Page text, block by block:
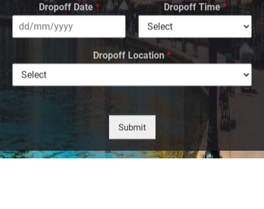
Dropoff Date * Dropoff Time*
Dropoff Location *
Submit